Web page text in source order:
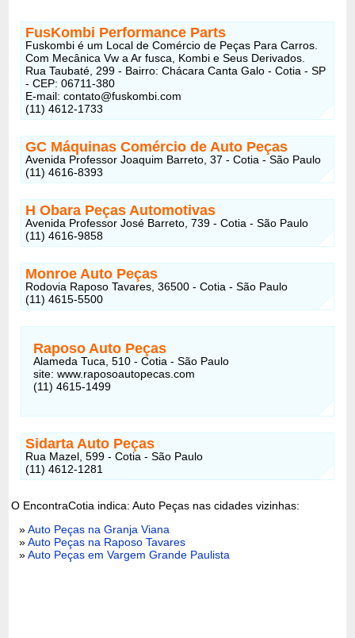
FusKombi Performance Parts
Fuskombi é um Local de Comércio de Peças Para Carros.
Com Mecânica Vw a Ar fusca, Kombi e Seus Derivados.
Rua Taubaté, 299 - Bairro: Chácara Canta Galo - Cotia - SP
- CEP: 06711-380
E-mail: contato@fuskombi.com
(11) 4612-1733
GC Máquinas Comércio de Auto Peças
Avenida Professor Joaquim Barreto, 37 - Cotia - São Paulo
(11) 4616-8393
H Obara Peças Automotivas
Avenida Professor José Barreto, 739 - Cotia - São Paulo
(11) 4616-9858
Monroe Auto Peças
Rodovia Raposo Tavares, 36500 - Cotia - São Paulo
(11) 4615-5500
Raposo Auto Peças
Alameda Tuca, 510 - Cotia - São Paulo
site: www.raposoautopecas.com
(11) 4615-1499
Sidarta Auto Peças
Rua Mazel, 599 - Cotia - São Paulo
(11) 4612-1281
O EncontraCotia indica: Auto Peças nas cidades vizinhas:
»Auto Peças na Granja Viana
»Auto Peças na Raposo Tavares
»Auto Peças em Vargem Grande Paulista